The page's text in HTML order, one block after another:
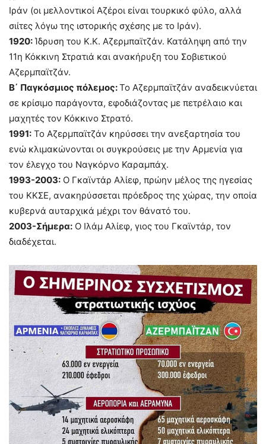
Ιράν (οι μελλοντικοί Αζέροι είναι τουρκικό φύλο, αλλά
σιίτες λόγω της ιστορικής σχέσης με το Ιράν).
1920: Ίδρυση του Κ.Κ. Αζερμπαϊτζάν. Κατάληψη από την
11η Κόκκινη Στρατιά και ανακήρυξη του Σοβιετικού
Αζερμπαϊτζάν.
Β΄ Παγκόσμιος πόλεμος:Το Αζερμπαϊτζάν αναδεικνύεται
σε κρίσιμο παράγοντα, εφοδιάζοντας με πετρέλαιο και
μαχητές τον Κόκκινο Στρατό.
1991: Το Αζερμπαϊτζάν κηρύσσει την ανεξαρτησία του
ενώ κλιμακώνονται οι συγκρούσεις με την Αρμενία για
τον έλεγχο του Ναγκόρνο Καραμπάχ.
1993-2003: Ο Γκαϊντάρ Αλίεφ, πρώην μέλος της ηγεσίας
του ΚΚΣΕ, ανακηρύσσεται πρόεδρος της χώρας, την οποία
κυβερνά αυταρχικά μέχρι τον θάνατό του.
2003-Σήμερα: Ο Ιλάμ Αλίεφ, γιος του Γκαϊντάρ, τον
διαδέχεται.